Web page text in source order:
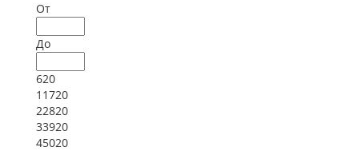
От
До
620
11720
22820
33920
45020